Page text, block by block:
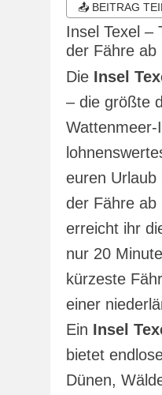
📤 BEITRAG
Insel Texel –
der Fähre ab
Die Insel
– die größte
Wattenmeer-
euren
der Fähre ab
erreicht ihr
nur 20
kürzeste
einer
Ein Insel
bietet
Dünen,